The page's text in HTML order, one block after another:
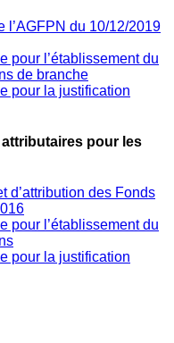
l’AGFPN du 10/12/2019
pour l’établissement du
de branche
pour la justification
pour les
d’attribution des Fonds
pour l’établissement du
pour la justification